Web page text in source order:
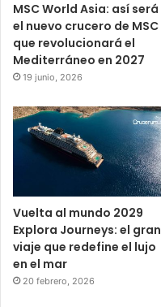
MSC World Asia: así será
el nuevo crucero de MSC
que revolucionará el
Mediterráneo en 2027
19 junio, 2026
Vuelta al mundo 2029
Explora Journeys: el gran
viaje que redefine el lujo
en el mar
20 febrero, 2026